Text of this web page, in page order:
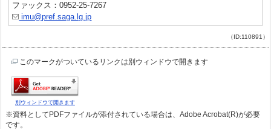
ファックス：0952-25-7267
imu@pref.saga.lg.jp
（ID:110891）
このマークがついているリンクは別ウィンドウで開きます
別ウィンドウで開きます
※資料としてPDFファイルが添付されている場合は、Adobe Acrobat(R)が必要
です。